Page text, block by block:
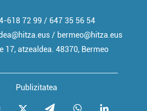
Publizitatea
618 72 99 / 647 35 56 54
/ bermeo@hitza.eus
17, atzealdea. 48370, Bermeo